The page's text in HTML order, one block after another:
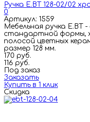
Ручка E.BT 128-02/02
0
Артикул: 1559
Мебельная ручка E.BT
стандартной формы,
полосой цветных
размер 128 мм.
170 руб.
116 руб.
Под заказ
Заказать
Купить в 1 клик
Скидка